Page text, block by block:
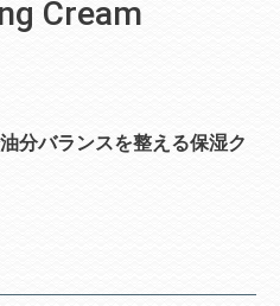
Cream
分バランスを整える保湿ク